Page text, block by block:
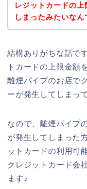
レジットカードの
しまったみたいなん
結構ありがちな話で
トカードの上限金額
離煙パイプのお店で
ーが発生してしまっ
なので、離煙パイプ
が発生してしまった
ットカードの利用可
クレジットカード会
ます♪